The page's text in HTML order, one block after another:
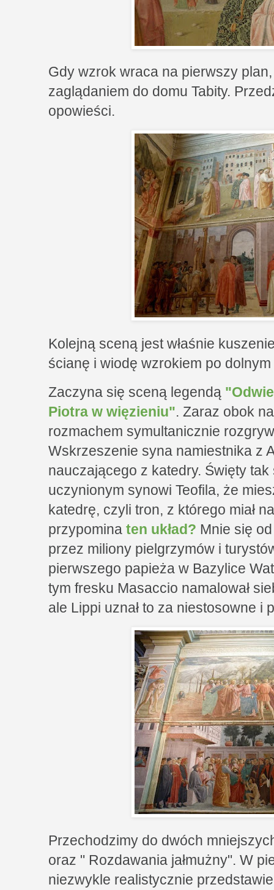
Gdy wzrok wraca na pierwszy
zaglądaniem do domu Tabity.
opowieści.
Kolejną sceną jest właśnie
ścianę i wiodę wzrokiem po
Zaczyna się sceną legendą
Piotra w więzieniu". Zaraz obok
rozmachem symultanicznie
Wskrzeszenie syna namiestnika z
nauczającego z katedry. Święty tak
uczynionym synowi Teofila, że
katedrę, czyli tron, z którego miał
przypomina ten układ? Mnie się
przez miliony pielgrzymów i
pierwszego papieża w Bazylice
tym fresku Masaccio namalował
ale Lippi uznał to za niestosowne i
Przechodzimy do dwóch
oraz " Rozdawania jałmużny". W
niezwykle realistycznie